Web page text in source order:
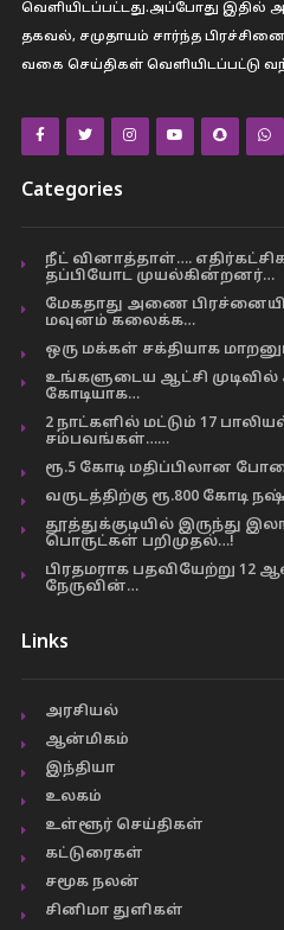
வெளியிடப்பட்டது.அப்போது இதில்
தகவல், சமுதாயம் சார்ந்த
வகை செய்திகள் வெளியிடப்பட்டு
Categories
நீட் வினாத்தாள்….
தப்பியோட முயல்கின்றனர்…
மேகதாது அணை
மவுனம் கலைக்க…
ஒரு மக்கள் சக்தியாக
உங்களுடைய ஆட்சி
கோடியாக…
2 நாட்களில் மட்டும் 17
சம்பவங்கள்……
ரூ.5 கோடி மதிப்பிலான
வருடத்திற்கு ரூ.800 கோடி
தூத்துக்குடியில் இருந்து
பொருட்கள் பறிமுதல்…!
பிரதமராக பதவியேற்று 12
நேருவின்…
Links
அரசியல்
ஆன்மிகம்
இந்தியா
உலகம்
உள்ளூர் செய்திகள்
கட்டுரைகள்
சமூக நலன்
சினிமா துளிகள்